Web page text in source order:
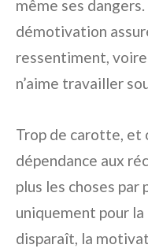
même ses
démotivation
ressentiment,
n’aime travailler
Trop de carotte, et
dépendance aux
plus les choses par
uniquement pour
disparaît, la